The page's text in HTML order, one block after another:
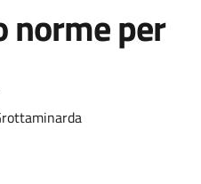
norme per